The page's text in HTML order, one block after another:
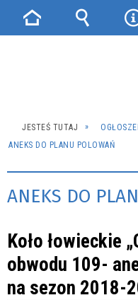
JESTEŚ TUTAJ
ANEKS DO PLANU POLOWAŃ
ANEKS DO
Koło łowieckie
obwodu 109-
na sezon 2018-
Strona